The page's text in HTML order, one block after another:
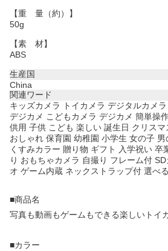
【重 量（約）】
50g
【素 材】
ABS
生産国
China
関連ワード
キッズカメラ トイカメラ デジタルカメ
デジカメ こどもカメラ デジカメ 簡単操
供用 子供 こども 楽しい 誕生日 クリス
おしゃれ 保育園 幼稚園 小学生 女の子
くすみカラー 贈り物 ギフト 入学祝い 卒
り おもちゃカメラ 自撮り フレーム付
オ ゲーム内蔵 ネックストラップ付 選べ
■商品名
写真も動画もゲームもできる楽しいトイ
■カラー